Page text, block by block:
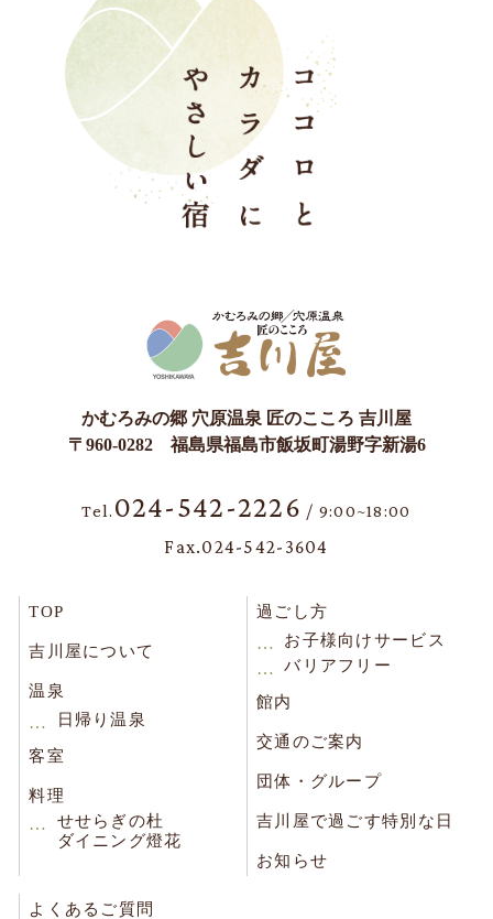
かむろみの郷 穴原温泉 匠のこころ 吉川屋
〒960-0282 福島県福島市飯坂町湯野字新湯6
Tel. 024-542-2226 / 9:00~18:00
Fax.024-542-3604
TOP
吉川屋について
温泉
日帰り温泉
客室
料理
せせらぎの杜
ダイニング燈花
過ごし方
お子様向けサービス
バリアフリー
館内
交通のご案内
団体・グループ
吉川屋で過ごす特別な日
お知らせ
よくあるご質問